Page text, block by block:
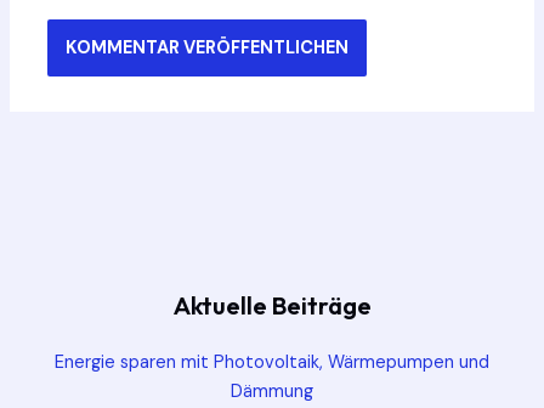
Aktuelle Beiträge
Energie sparen mit Photovoltaik, Wärmepumpen und
Dämmung